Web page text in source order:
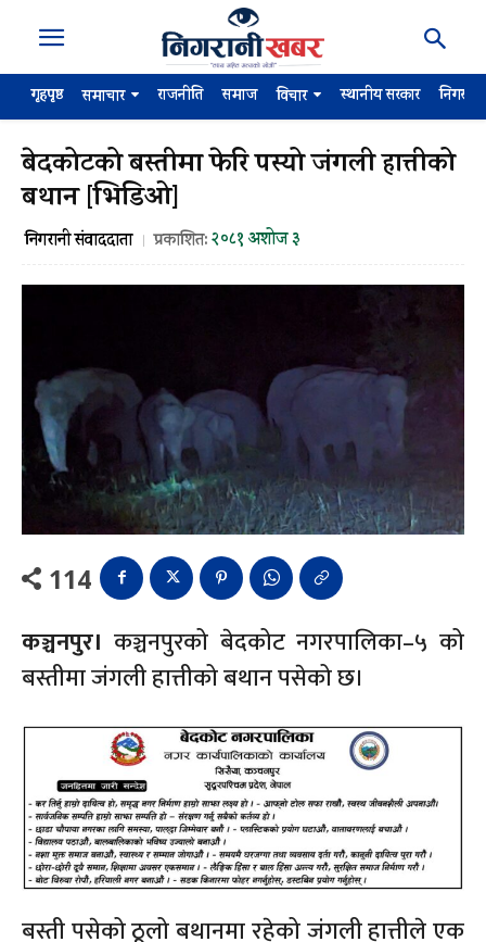
गृहपृष्ठ समाचार राजनीति समाज विचार स्थानीय सरकार
बेदकोटको बस्तीमा फेरि पस्यो जंगली हात्तीको
बथान [भिडिओ]
निगरानी संवाददाता प्रकाशित:२०८१ अशोज ३
114
कञ्चनपुर। कञ्चनपुरको बेदकोट नगरपालिका–५ को
बस्तीमा जंगली हात्तीको बथान पसेको छ।
बस्ती पसेको ठूलो बथानमा रहेको जंगली हात्तीले एक